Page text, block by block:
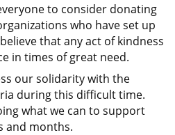
to consider donating
who have set up
that any act of kindness
in times of great need.
our solidarity with the
during this difficult time.
what we can to support
and months.